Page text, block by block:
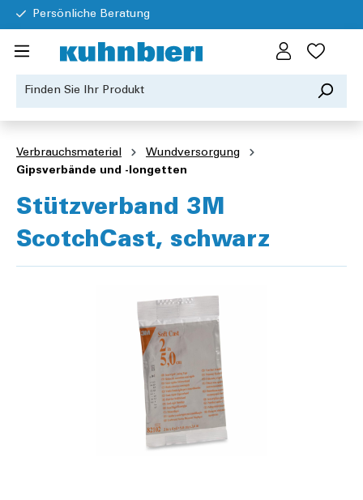
Persönliche Beratung
Verbrauchsmaterial
Wundversorgung
Gipsverbände und -longetten
Stützverband 3M
ScotchCast, schwarz